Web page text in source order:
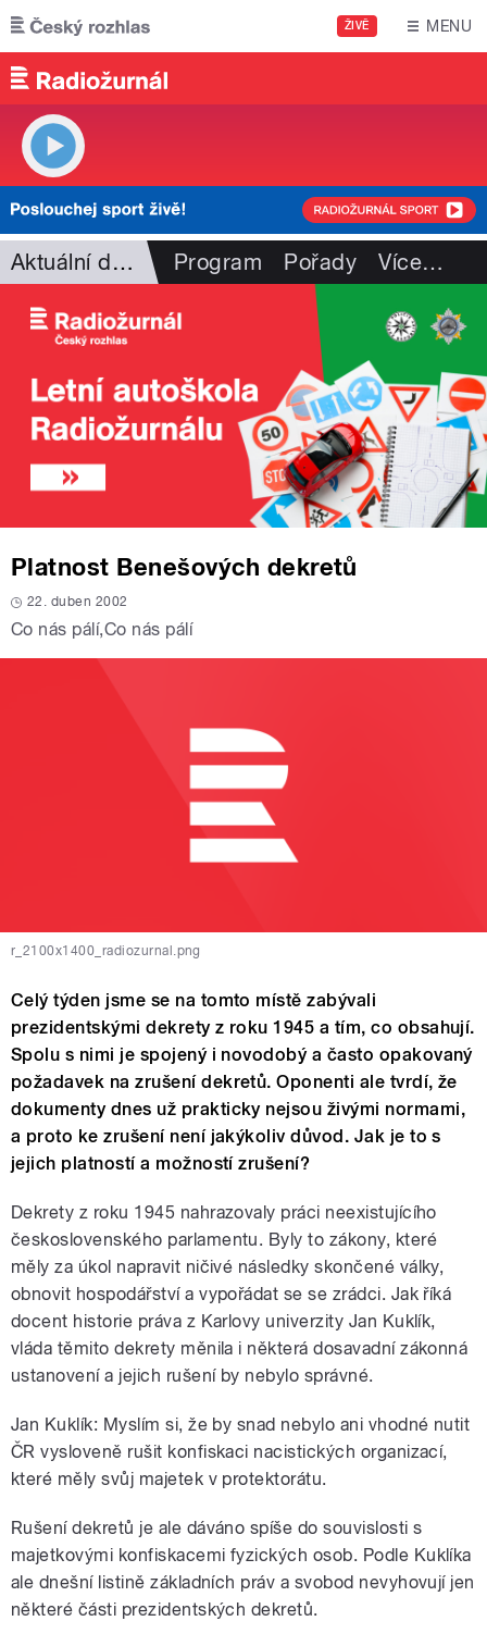
Přejít k hlavnímu obsahu
ŽIVĚ MENU
Aktuální dění Program Pořady Více…
Platnost Benešových dekretů
22. duben 2002
Co nás pálí,Co nás pálí
r_2100x1400_radiozurnal.png
Celý týden jsme se na tomto místě zabývali
prezidentskými dekrety z roku 1945 a tím, co obsahují.
Spolu s nimi je spojený i novodobý a často opakovaný
požadavek na zrušení dekretů. Oponenti ale tvrdí, že
dokumenty dnes už prakticky nejsou živými normami,
a proto ke zrušení není jakýkoliv důvod. Jak je to s
jejich platností a možností zrušení?
Dekrety z roku 1945 nahrazovaly práci neexistujícího
československého parlamentu. Byly to zákony, které
měly za úkol napravit ničivé následky skončené války,
obnovit hospodářství a vypořádat se se zrádci. Jak říká
docent historie práva z Karlovy univerzity Jan Kuklík,
vláda těmito dekrety měnila i některá dosavadní zákonná
ustanovení a jejich rušení by nebylo správné.
Jan Kuklík: Myslím si, že by snad nebylo ani vhodné nutit
ČR vysloveně rušit konfiskaci nacistických organizací,
které měly svůj majetek v protektorátu.
Rušení dekretů je ale dáváno spíše do souvislosti s
majetkovými konfiskacemi fyzických osob. Podle Kuklíka
ale dnešní listině základních práv a svobod nevyhovují jen
některé části prezidentských dekretů.